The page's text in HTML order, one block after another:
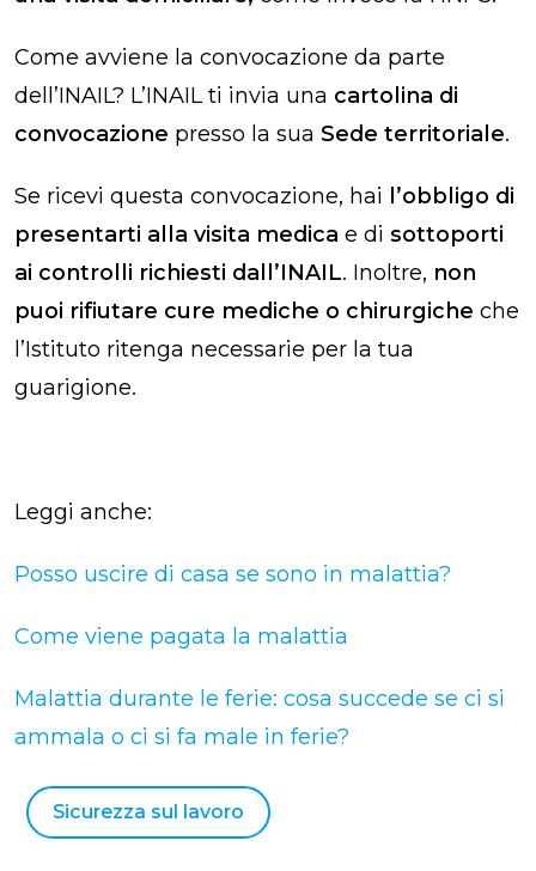
Come avviene la convocazione da parte
dell’INAIL? L’INAIL ti invia una cartolina di
convocazione presso la sua Sede territoriale.
Se ricevi questa convocazione, hai l’obbligo di
presentarti alla visita medica e di sottoporti
ai controlli richiesti dall’INAIL. Inoltre, non
puoi rifiutare cure mediche o chirurgiche che
l’Istituto ritenga necessarie per la tua
guarigione.
Leggi anche:
Posso uscire di casa se sono in malattia?
Come viene pagata la malattia
Malattia durante le ferie: cosa succede se ci si
ammala o ci si fa male in ferie?
Sicurezza sul lavoro